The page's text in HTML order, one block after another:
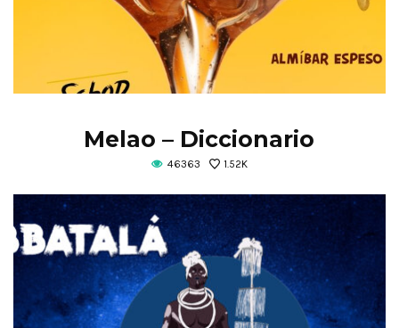
Melao – Diccionario
46363 1.52K